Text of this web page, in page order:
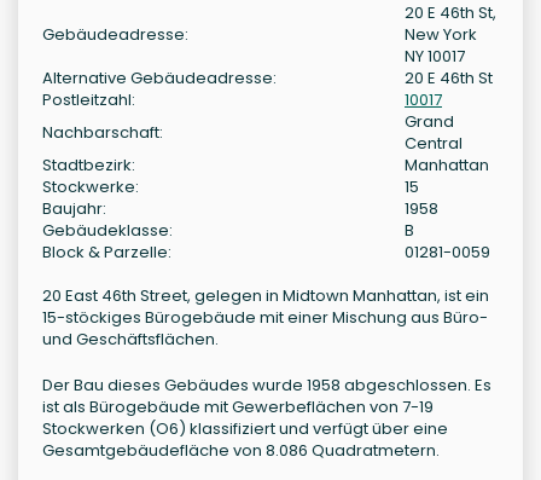
Gebäudeadresse:
20 E 46th St,
New York
NY 10017
Alternative Gebäudeadresse:
20 E 46th St
Postleitzahl:
10017
Nachbarschaft:
Grand
Central
Stadtbezirk:
Manhattan
Stockwerke:
15
Baujahr:
1958
Gebäudeklasse:
B
Block & Parzelle:
01281-0059
20 East 46th Street, gelegen in Midtown Manhattan, ist ein
15-stöckiges Bürogebäude mit einer Mischung aus Büro-
und Geschäftsflächen.
Der Bau dieses Gebäudes wurde 1958 abgeschlossen. Es
ist als Bürogebäude mit Gewerbeflächen von 7-19
Stockwerken (O6) klassifiziert und verfügt über eine
Gesamtgebäudefläche von 8.086 Quadratmetern.